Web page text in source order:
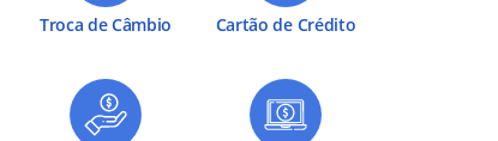
Troca de Câmbio Cartão de Crédito